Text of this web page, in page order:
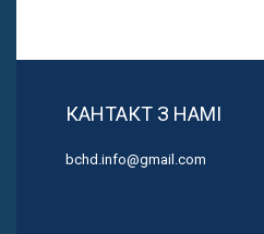
КАНТАКТ З НАМІ
bchd.info@gmail.com